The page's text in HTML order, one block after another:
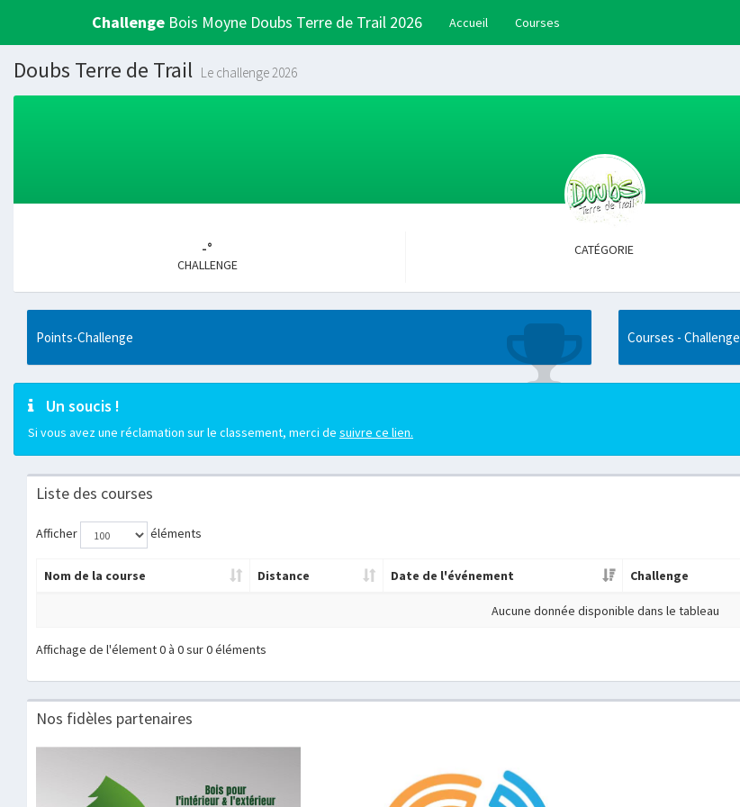
Challenge Bois Moyne Doubs Terre de Trail 2026 Accueil Courses
Doubs Terre de Trail Le challenge 2026
-°
CHALLENGE
CATÉGORIE
Points-Challenge Courses - Challenge
Un soucis !
Si vous avez une réclamation sur le classement, merci de suivre ce lien.
Liste des courses
Afficher éléments
Nom de la course Distance Date de l'événement Challenge
Aucune donnée disponible dans le tableau
Affichage de l'élement 0 à 0 sur 0 éléments
Nos fidèles partenaires